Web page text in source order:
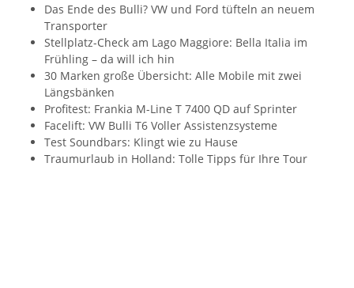
Das Ende des Bulli? VW und Ford tüfteln an neuem
Transporter
Stellplatz-Check am Lago Maggiore: Bella Italia im
Frühling – da will ich hin
30 Marken große Übersicht: Alle Mobile mit zwei
Längsbänken
Profitest: Frankia M-Line T 7400 QD auf Sprinter
Facelift: VW Bulli T6 Voller Assistenzsysteme
Test Soundbars: Klingt wie zu Hause
Traumurlaub in Holland: Tolle Tipps für Ihre Tour